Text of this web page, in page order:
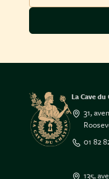
La Cave du
31,
01 82
135,